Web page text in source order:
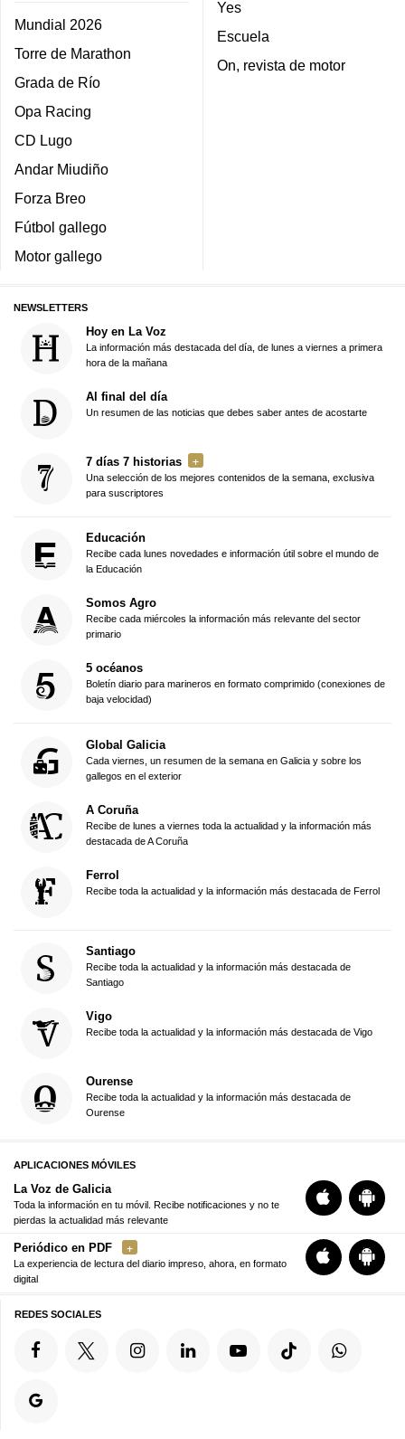
Mundial 2026
Torre de Marathon
Grada de Río
Opa Racing
CD Lugo
Andar Miudiño
Forza Breo
Fútbol gallego
Motor gallego
Yes
Escuela
On, revista de motor
NEWSLETTERS
Hoy en La Voz
La información más destacada del día, de lunes a viernes a primera
hora de la mañana
Al final del día
Un resumen de las noticias que debes saber antes de acostarte
7 días 7 historias
Una selección de los mejores contenidos de la semana, exclusiva
para suscriptores
Educación
Recibe cada lunes novedades e información útil sobre el mundo de
la Educación
Somos Agro
Recibe cada miércoles la información más relevante del sector
primario
5 océanos
Boletín diario para marineros en formato comprimido (conexiones de
baja velocidad)
Global Galicia
Cada viernes, un resumen de la semana en Galicia y sobre los
gallegos en el exterior
A Coruña
Recibe de lunes a viernes toda la actualidad y la información más
destacada de A Coruña
Ferrol
Recibe toda la actualidad y la información más destacada de Ferrol
Santiago
Recibe toda la actualidad y la información más destacada de
Santiago
Vigo
Recibe toda la actualidad y la información más destacada de Vigo
Ourense
Recibe toda la actualidad y la información más destacada de
Ourense
APLICACIONES MÓVILES
La Voz de Galicia
Toda la información en tu móvil. Recibe notificaciones y no te
pierdas la actualidad más relevante
Periódico en PDF
La experiencia de lectura del diario impreso, ahora, en formato
digital
REDES SOCIALES